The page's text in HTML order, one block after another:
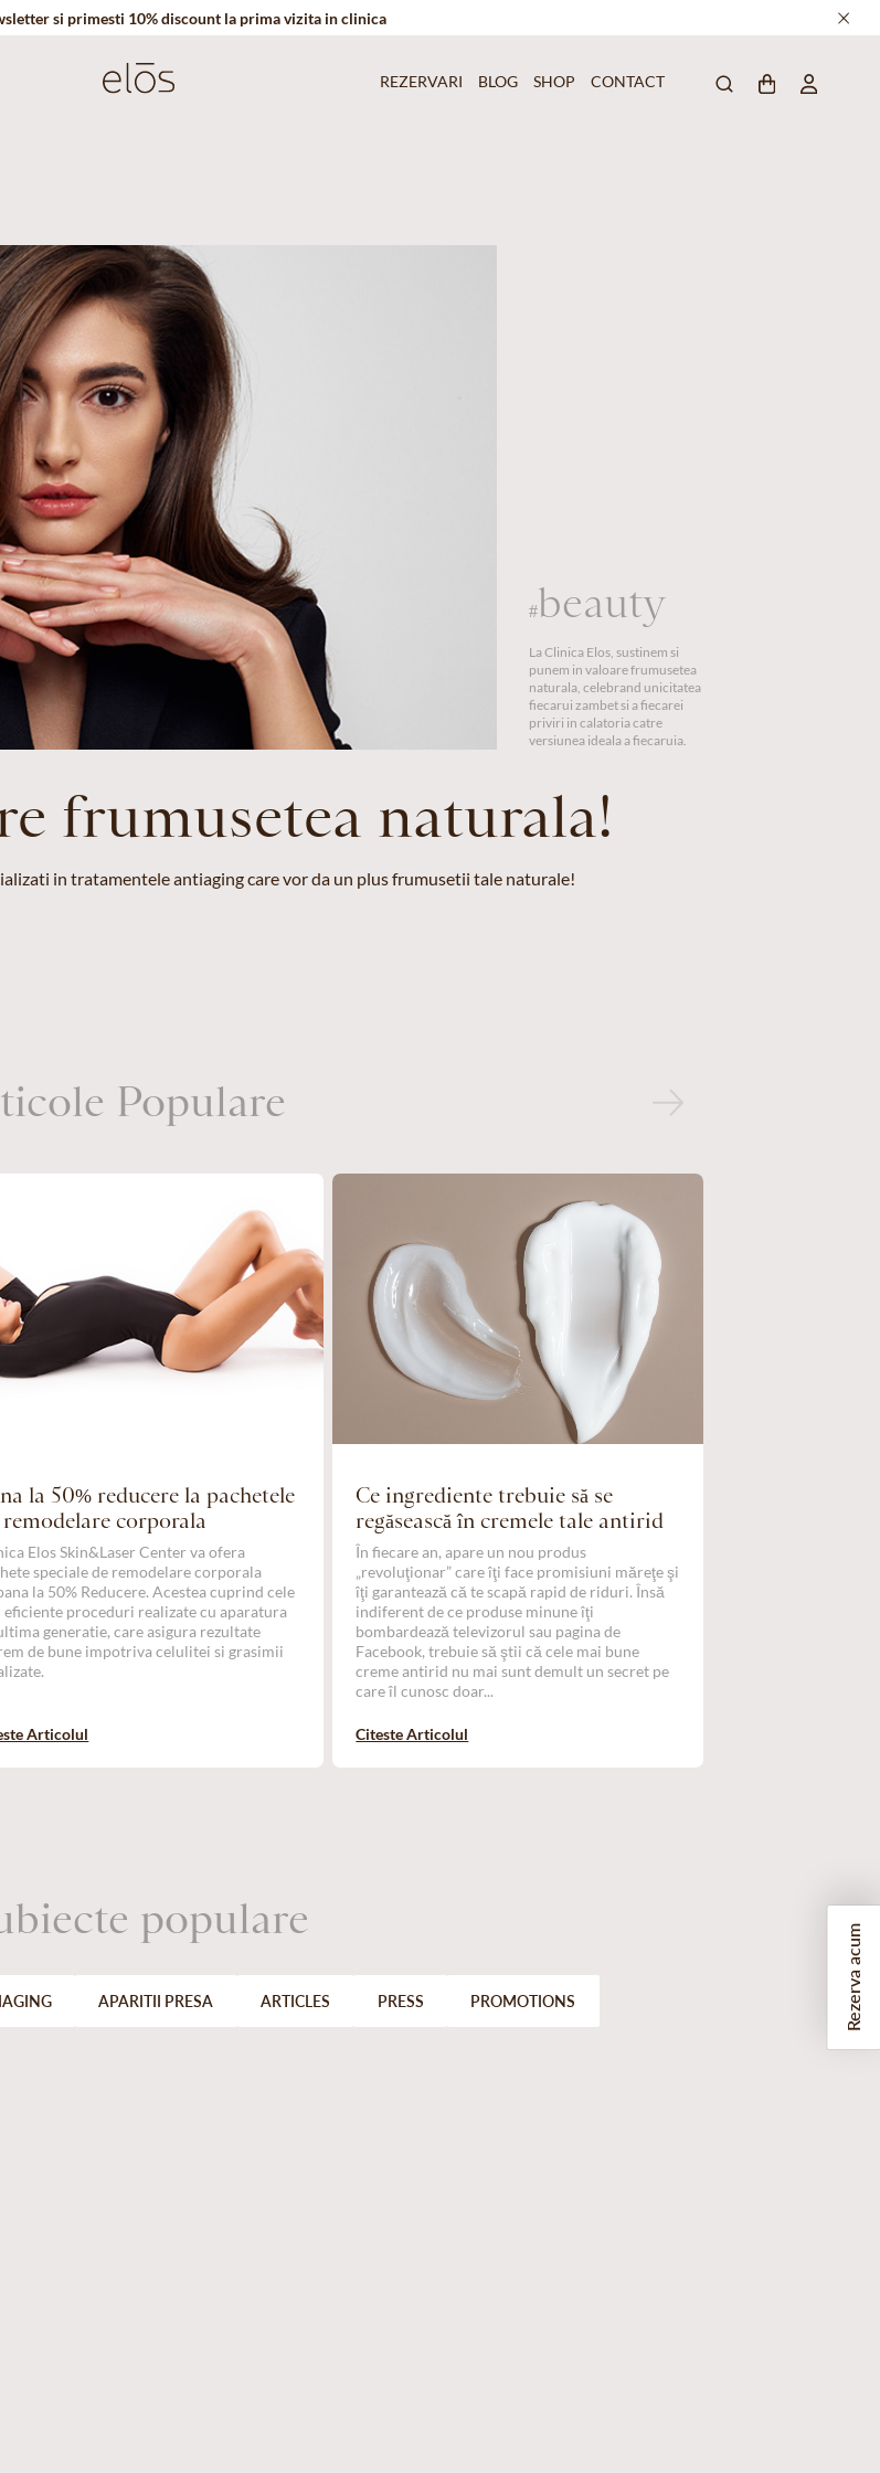
si primesti 10% discount la prima vizita in clinica
REZERVARI BLOG SHOP CONTACT
#beauty
La Clinica Elos, sustinem si
punem in valoare frumusetea
naturala, celebrand unicitatea
fiecarui zambet si a fiecarei
priviri in calatoria catre
versiunea ideala a fiecaruia.
frumusetea naturala!
in tratamentele antiaging care vor da un plus frumusetii tale naturale!
Populare
la 50% reducere la pachetele
remodelare corporala
Elos Skin&Laser Center va ofera
speciale de remodelare corporala
la 50% Reducere. Acestea cuprind cele
eficiente proceduri realizate cu aparatura
generatie, care asigura rezultate
de bune impotriva celulitei si grasimii
Articolul
Ce ingrediente trebuie să se
regăsească în cremele tale antirid
În fiecare an, apare un nou produs
„revoluţionar” care îţi face promisiuni măreţe şi
îţi garantează că te scapă rapid de riduri. Însă
indiferent de ce produse minune îţi
bombardează televizorul sau pagina de
Facebook, trebuie să ştii că cele mai bune
creme antirid nu mai sunt demult un secret pe
care îl cunosc doar...
Citeste Articolul
populare
APARITII PRESA ARTICLES PRESS PROMOTIONS Rezerva acum